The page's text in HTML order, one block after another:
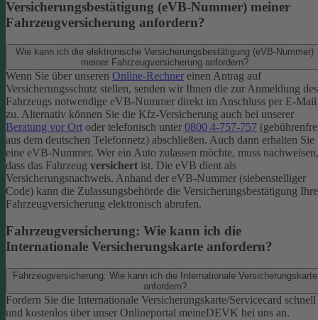
Versicherungsbestätigung (eVB-Nummer) meiner
Fahrzeugversicherung anfordern?
Wie kann ich die elektronische Versicherungsbestätigung (eVB-Nummer)
meiner Fahrzeugversicherung anfordern?
Wenn Sie über unseren Online-Rechner einen Antrag auf
Versicherungsschutz stellen, senden wir Ihnen die zur Anmeldung des
Fahrzeugs notwendige eVB-​Nummer direkt im Anschluss per E-Mail
zu. Alternativ können Sie die Kfz-​Versicherung auch bei unserer
Beratung vor Ort oder telefonisch unter 0800 4-​757-757
aus dem deutschen Telefonnetz) abschließen. Auch dann erhalten Sie
eine eVB-Nummer. Wer ein Auto zulassen möchte, muss nachweisen,
dass das Fahrzeug versichert ist. Die eVB dient als
Versicherungsnachweis. Anhand der eVB-Nummer (siebenstelliger
Code) kann die Zulassungsbehörde die Versicherungsbestätigung
Fahrzeugversicherung elektronisch abrufen.
Fahrzeugversicherung: Wie kann ich die
Internationale Versicherungskarte anfordern?
Fahrzeugversicherung: Wie kann ich die Internationale Versicherungskarte
anfordern?
Fordern Sie die Internationale Versicherungskarte/Servicecard schnell
und kostenlos über unser Onlineportal meineDEVK bei uns an.